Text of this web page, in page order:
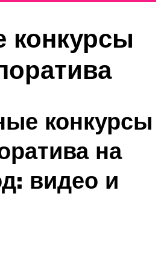
конкурсы
конкурсы
на
видео и